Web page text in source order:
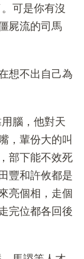
可是你有沒
屍流的司馬
想不出自己為
腦，他對天
，輩份大的叫
部下能不效死
豐和許攸都是
亮個相，走個
完位都各回後